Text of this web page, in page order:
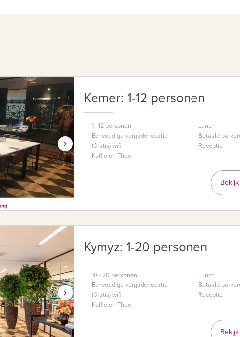
Kemer: 1-12 personen
1 - 12 personen
Eenvoudige vergaderlocatie
(Gratis) wifi
Koffie en Thee
Lunch
Betaald
Receptie
Kymyz: 1-20 personen
10 - 20 personen
Eenvoudige vergaderlocatie
(Gratis) wifi
Koffie en Thee
Lunch
Betaald
Receptie